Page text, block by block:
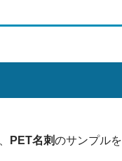
PET名刺のサンプルを